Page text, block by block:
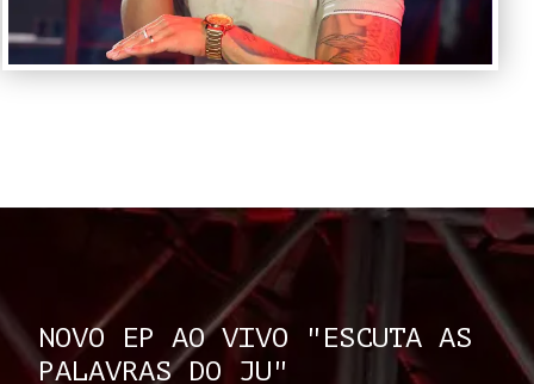
NOVO EP AO VIVO "ESCUTA AS
PALAVRAS DO JU"